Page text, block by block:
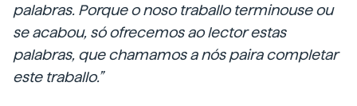
palabras. Porque o noso traballo terminouse ou
se acabou, só ofrecemos ao lector estas
palabras, que chamamos a nós paira completar
este traballo.”